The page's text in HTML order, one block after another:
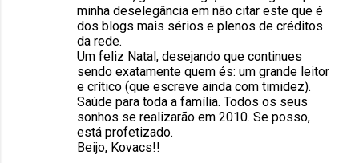
minha deselegância em não citar este que é
dos blogs mais sérios e plenos de créditos
da rede.
Um feliz Natal, desejando que continues
sendo exatamente quem és: um grande leitor
e crítico (que escreve ainda com timidez).
Saúde para toda a família. Todos os seus
sonhos se realizarão em 2010. Se posso,
está profetizado.
Beijo, Kovacs!!